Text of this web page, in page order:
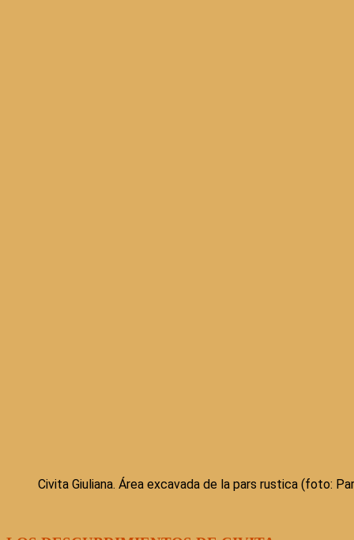
Civita Giuliana. Área excavada de la pars rustica (foto: